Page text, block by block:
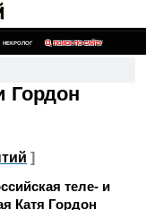
НЕКРОЛОГ ПОИСК ПО САЙТУ
Гордон
]
теле- и
Катя Гордон